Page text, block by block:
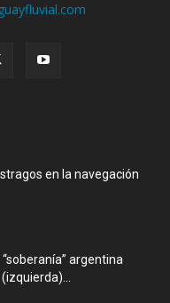
en la navegación
argentina